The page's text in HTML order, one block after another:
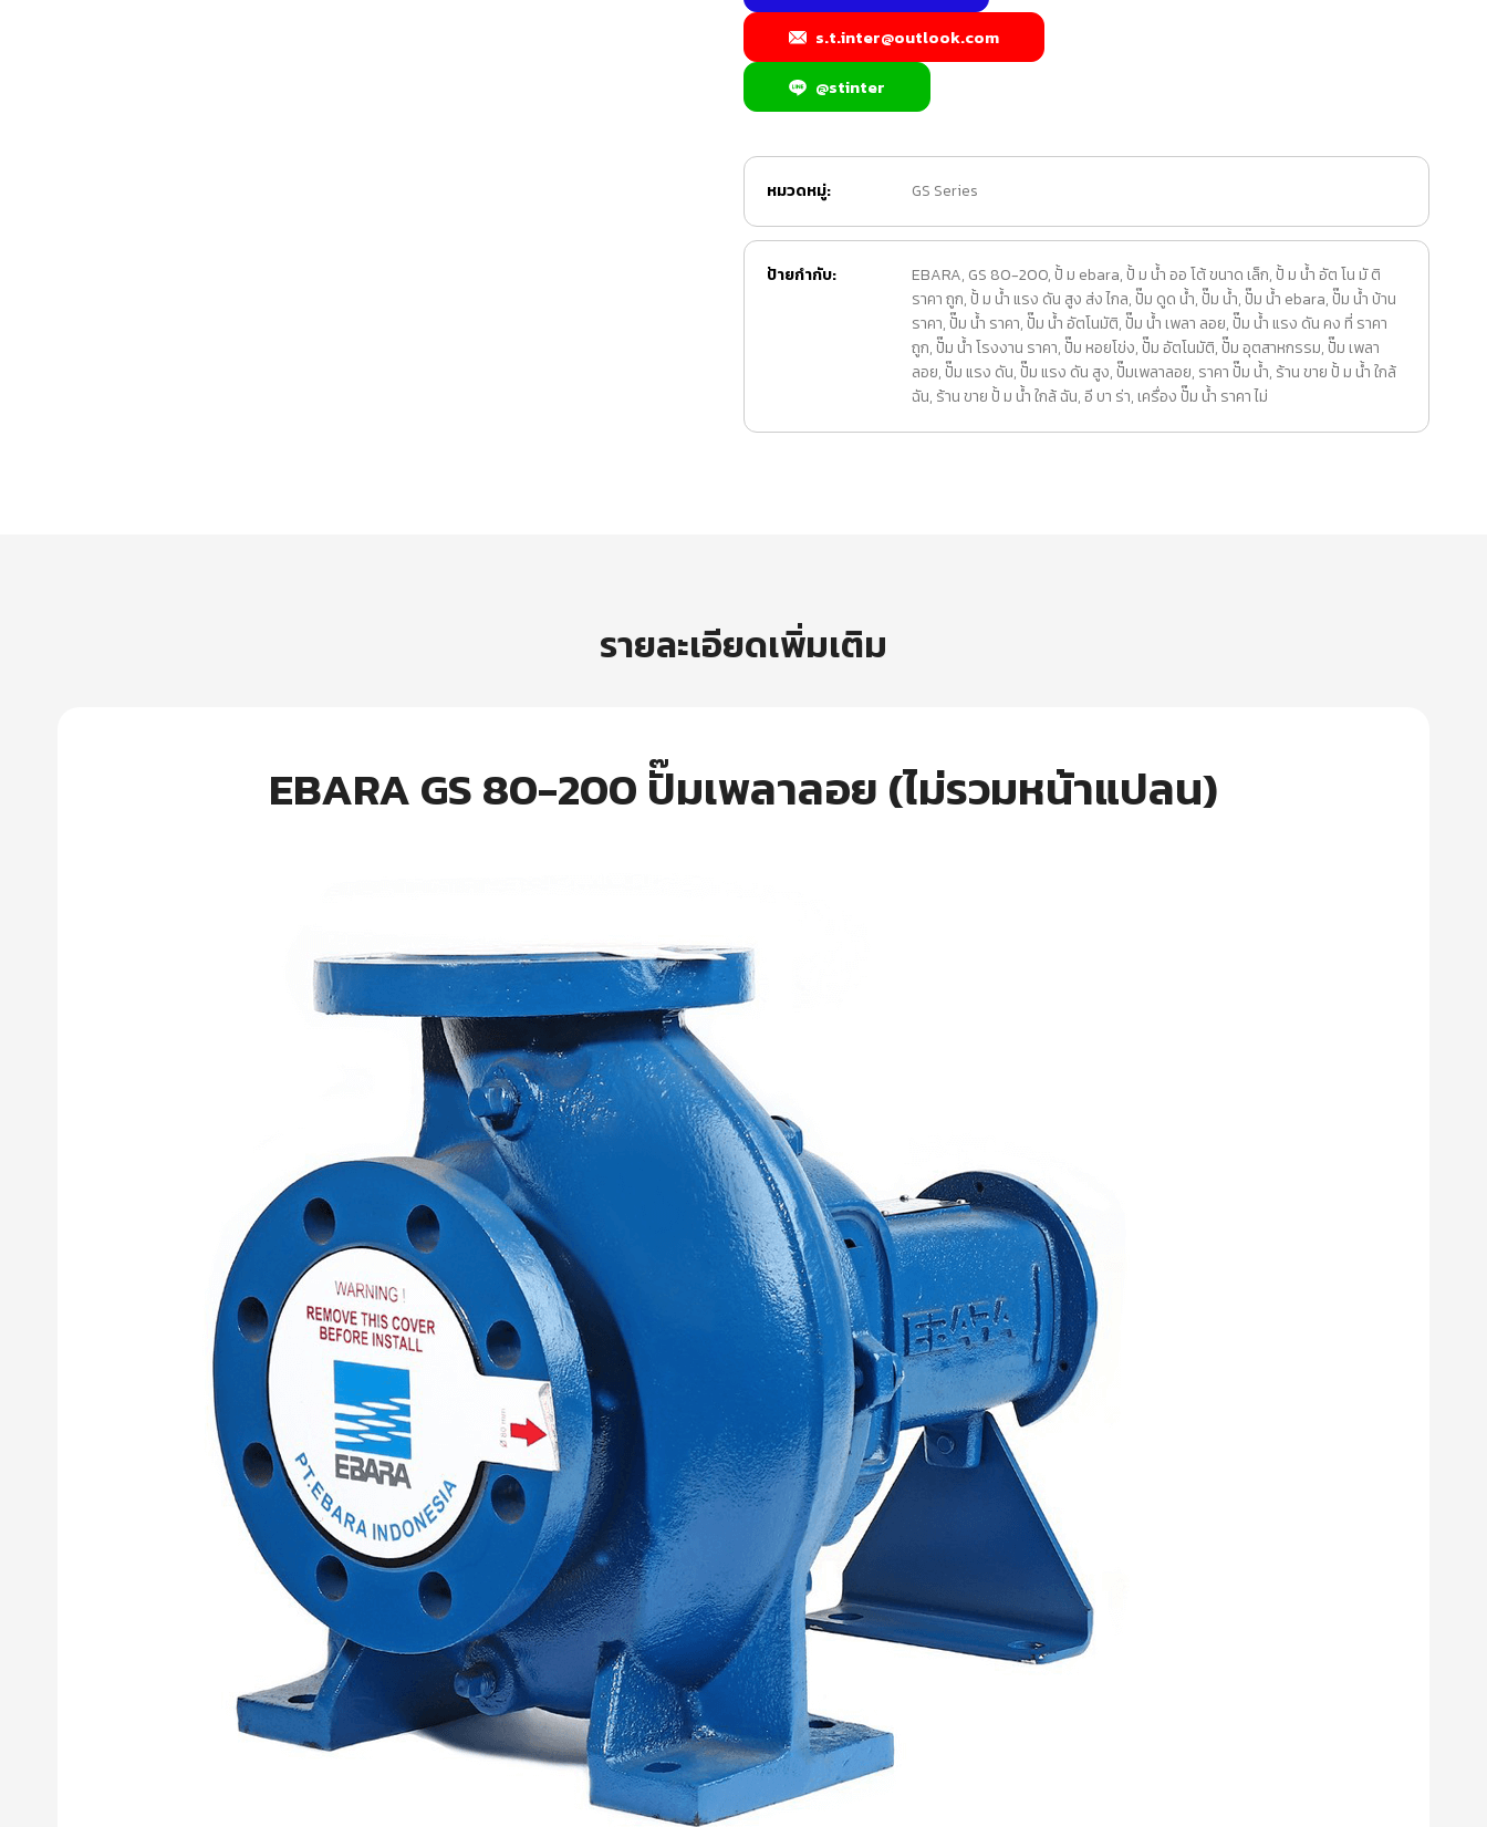
s.t.inter@outlook.com
@stinter
หมวดหมู่: GS Series
ป้ายกำกับ: EBARA, GS 80-200, ปั้ ม ebara, ปั้ ม น้ำ ออ โต้ ขนาด เล็ก, ปั้ ม น้ำ อัต โน มั ติ
ราคา ถูก, ปั้ ม น้ำ แรง ดัน สูง ส่ง ไกล, ปั๊ม ดูด น้ำ, ปั๊ม น้ำ, ปั๊ม น้ำ ebara, ปั๊ม น้ำ บ้าน
ราคา, ปั๊ม น้ำ ราคา, ปั๊ม น้ำ อัตโนมัติ, ปั๊ม น้ำ เพลา ลอย, ปั๊ม น้ำ แรง ดัน คง ที่ ราคา
ถูก, ปั๊ม น้ำ โรงงาน ราคา, ปั๊ม หอยโข่ง, ปั๊ม อัตโนมัติ, ปั๊ม อุตสาหกรรม, ปั๊ม เพลา
ลอย, ปั๊ม แรง ดัน, ปั๊ม แรง ดัน สูง, ปั๊มเพลาลอย, ราคา ปั๊ม น้ำ, ร้าน ขาย ปั้ ม น้ำ ใกล้
ฉัน, ร้าน ขาย ปั้ ม น้ํา ใกล้ ฉัน, อี บา ร่า, เครื่อง ปั๊ม น้ำ ราคา ไม่
รายละเอียดเพิ่มเติม
EBARA GS 80-200 ปั๊มเพลาลอย (ไม่รวมหน้าแปลน)